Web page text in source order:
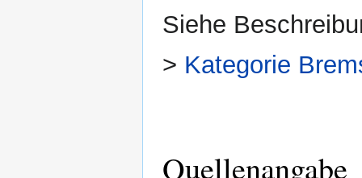
Siehe
> Kategorie
Quellenangabe